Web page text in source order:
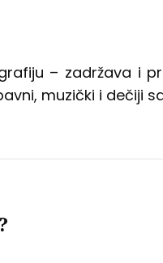
– zadržava i
muzički i dečiji